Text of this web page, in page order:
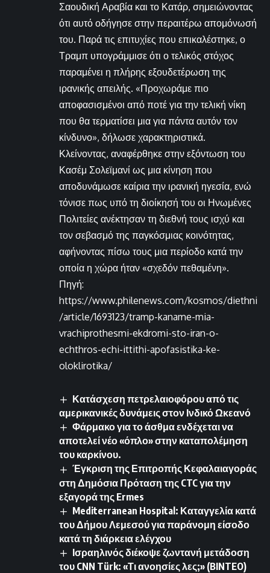
Σαουδική Αραβία και το Κατάρ, σημειώνοντας
ότι αυτό οδήγησε στην περαιτέρω απομόνωσή
του. Παρά τις επιτυχίες που επικαλέστηκε, ο
Τραμπ υπογράμμισε ότι ο τελικός στόχος
παραμένει η πλήρης εξουδετέρωση της
ιρανικής απειλής. «Προχωράμε πιο
αποφασισμένοι από ποτέ για την τελική νίκη
που θα τερματίσει μια για πάντα αυτόν τον
κίνδυνο», δήλωσε χαρακτηριστικά.
Κλείνοντας, αναφέρθηκε στην εξόντωση του
Κασέμ Σολεϊμανί ως μια κίνηση που
αποδυνάμωσε καίρια την ιρανική ηγεσία, ενώ
τόνισε πως υπό τη διοίκησή του οι Ηνωμένες
Πολιτείες ανέκτησαν τη διεθνή τους ισχύ και
τον σεβασμό της παγκόσμιας κοινότητας,
αφήνοντας πίσω τους μια περίοδο κατά την
οποία η χώρα ήταν «σχεδόν πεθαμένη».
Πηγή:
https://www.philenews.com/kosmos/diethni
/article/1693123/tramp-kaname-mia-
vrachiprothesmi-ekdromi-sto-iran-o-
echthros-echi-ittithi-apofasistika-ke-
oloklirotika/
Κατάσχεση πετρελαιοφόρου από τις
αμερικανικές δυνάμεις στον Ινδικό Ωκεανό
Φάρμακο για το άσθμα ενδέχεται να
αποτελεί νέο «όπλο» στην καταπολέμηση
του καρκίνου.
Έγκριση της Επιτροπής Κεφαλαιαγοράς
στη Δημόσια Πρόταση της CTC για την
εξαγορά της Ermes
Mediterranean Hospital: Καταγγελία κατά
του Δήμου Λεμεσού για παράνομη είσοδο
κατά τη διάρκεια ελέγχου
Ισραηλινός διέκοψε ζωντανή μετάδοση
του CNN Türk: «Τι ανοησίες λες;» (BINTEO)